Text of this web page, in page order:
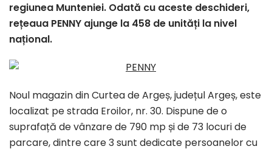
regiunea Munteniei. Odată cu aceste deschideri,
rețeaua PENNY ajunge la 458 de unități la nivel
național.
Noul magazin din Curtea de Argeș, județul Argeș, este
localizat pe strada Eroilor, nr. 30. Dispune de o
suprafață de vânzare de 790 mp și de 73 locuri de
parcare, dintre care 3 sunt dedicate persoanelor cu